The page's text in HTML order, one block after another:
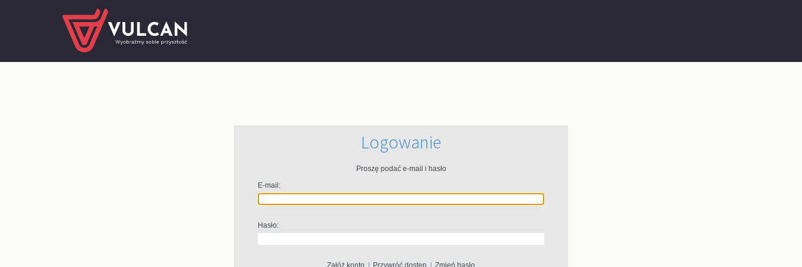
Logowanie
Proszę podać e-mail i hasło
E-mail:
Hasło:
Załóż konto Przywróć dostęp Zmień hasło